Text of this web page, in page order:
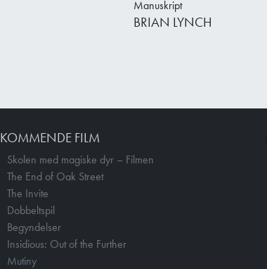
Manuskript
BRIAN LYNCH
KOMMENDE FILM
Skolen med magiske dyr – Filmen
The End of Oak Street
The Invite
Dobbeltspil
Begyndelser
Insidious: Out of the Further
Mutiny